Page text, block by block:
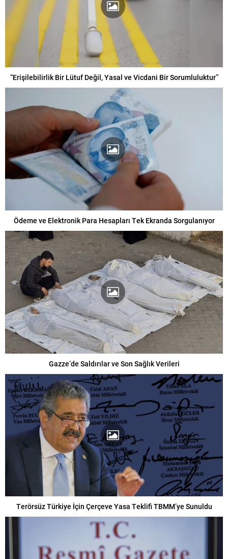
“Erişilebilirlik Bir Lütuf Değil, Yasal ve Vicdani Bir Sorumluluktur”
Ödeme ve Elektronik Para Hesapları Tek Ekranda Sorgulanıyor
Gazze’de Saldırılar ve Son Sağlık Verileri
Terörsüz Türkiye İçin Çerçeve Yasa Teklifi TBMM’ye Sunuldu